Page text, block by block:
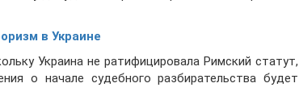
в Украине
Украина не ратифицировала Римский статут,
о начале судебного разбирательства будет